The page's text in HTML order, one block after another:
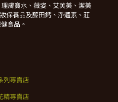
膚寶水、薇姿、艾芙美、潔美
保養品及藤田鈣、淨體素、莊
食品。
列專賣店
精專賣店